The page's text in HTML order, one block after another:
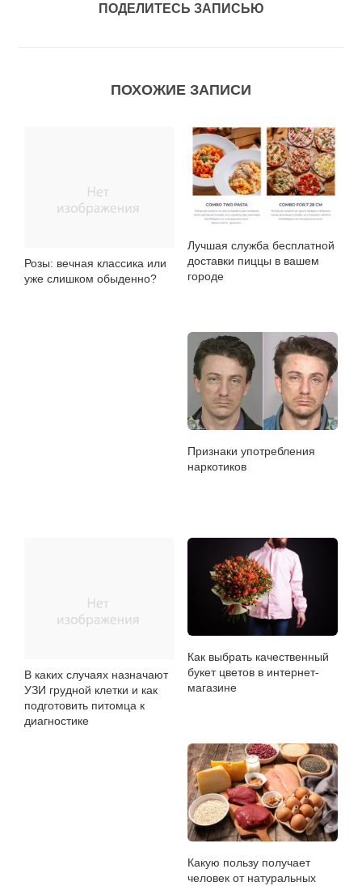
ПОДЕЛИТЕСЬ ЗАПИСЬЮ
ПОХОЖИЕ ЗАПИСИ
Розы: вечная классика или
уже слишком обыденно?
Лучшая служба бесплатной
доставки пиццы в вашем
городе
Признаки употребления
наркотиков
В каких случаях назначают
УЗИ грудной клетки и как
подготовить питомца к
диагностике
Как выбрать качественный
букет цветов в интернет-
магазине
Какую пользу получает
человек от натуральных